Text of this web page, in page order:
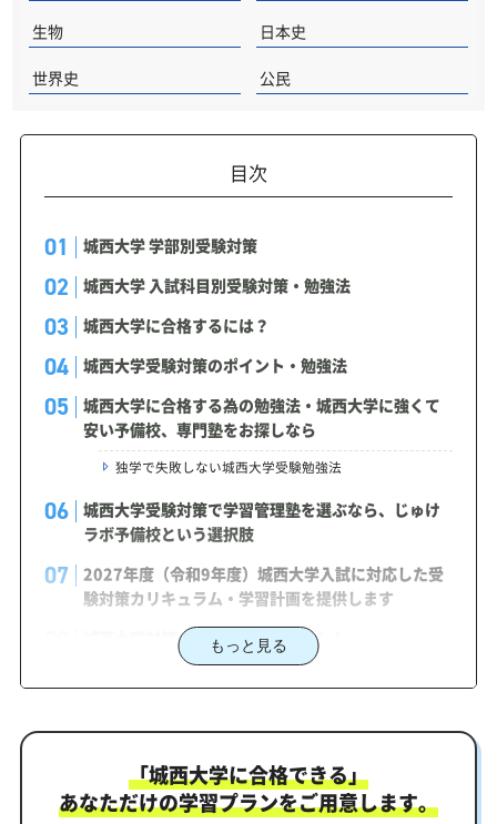
生物 日本史
世界史 公民
目次
城西大学 学部別受験対策
城西大学 入試科目別受験対策・勉強法
城西大学に合格するには？
城西大学受験対策のポイント・勉強法
城西大学に合格する為の勉強法・城西大学に強くて
安い予備校、専門塾をお探しなら
独学で失敗しない城西大学受験勉強法
城西大学受験対策で学習管理塾を選ぶなら、じゅけ
ラボ予備校という選択肢
2027年度（令和9年度）城西大学入試に対応した受
験対策カリキュラム・学習計画を提供します
城西大学対策カリキュラムのポイント
まずはあなたの弱点をしっかり把握現状分析テスト
あなただけの学習計画だから成果が出る！城西大学合格
に向けた受験対策カリキュラム
もっと見る
「城西大学に合格できる」
あなただけの学習プランをご用意します。